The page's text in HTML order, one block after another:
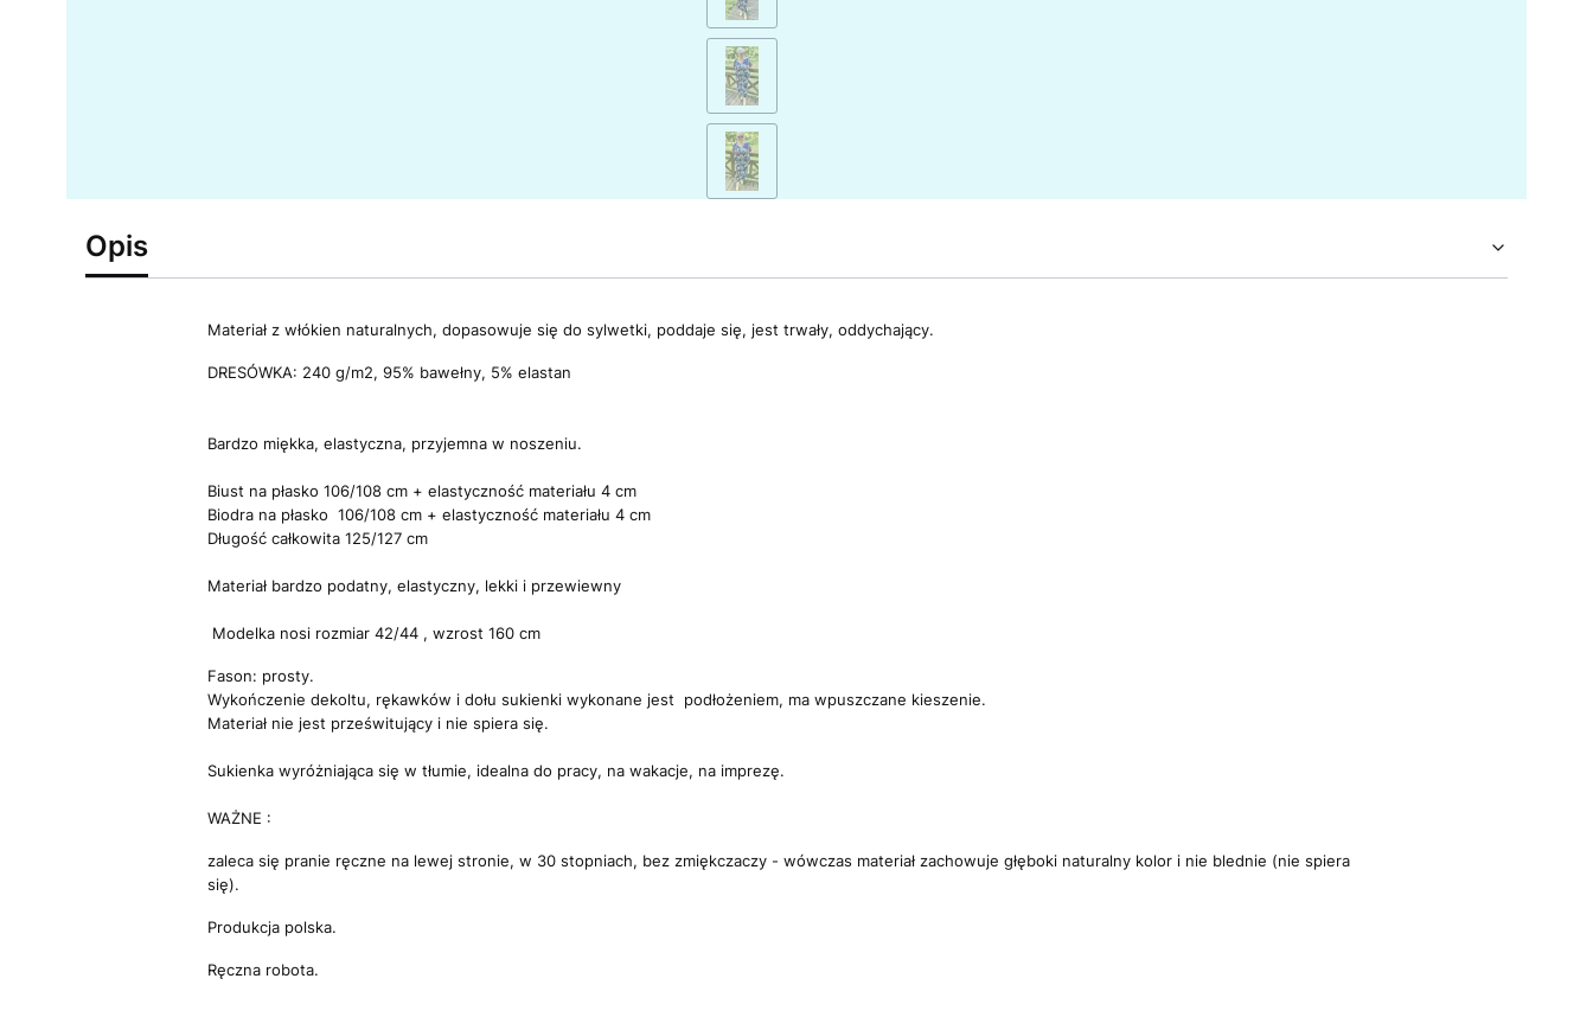
Opis
Materiał z włókien naturalnych, dopasowuje się do sylwetki, poddaje się, jest trwały, oddychający.
DRESÓWKA: 240 g/m2, 95% bawełny, 5% elastan
Bardzo miękka, elastyczna, przyjemna w noszeniu.
Biust na płasko 106/108 cm + elastyczność materiału 4 cm
Biodra na płasko 106/108 cm + elastyczność materiału 4 cm
Długość całkowita 125/127 cm
Materiał bardzo podatny, elastyczny, lekki i przewiewny
Modelka nosi rozmiar 42/44 , wzrost 160 cm
Fason: prosty.
Wykończenie dekoltu, rękawków i dołu sukienki wykonane jest podłożeniem, ma wpuszczane kieszenie.
Materiał nie jest prześwitujący i nie spiera się.
Sukienka wyróżniająca się w tłumie, idealna do pracy, na wakacje, na imprezę.
WAŻNE :
zaleca się pranie ręczne na lewej stronie, w 30 stopniach, bez zmiękczaczy - wówczas materiał zachowuje głęboki naturalny kolor i nie blednie (nie spiera
się).
Produkcja polska.
Ręczna robota.